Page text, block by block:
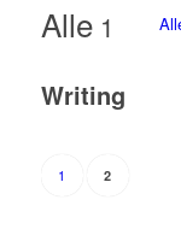
Alle1
Writing
1 2